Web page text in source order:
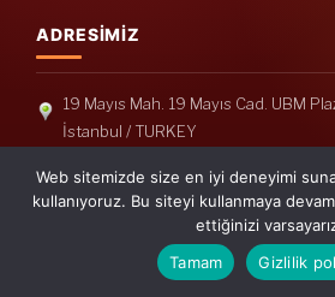
ADRESIMIZ
19 Mayıs Mah. 19 Mayıs Cad. UBM
İstanbul / TURKEY
Telefon: +90(212) 240 33 39
Telefon: +90(212) 248 19 36
info@erisymm.com
Web sitemizde size en iyi deneyimi
kullanıyoruz. Bu siteyi kullanmaya
ettiğinizi
Tamam
Gizlilik